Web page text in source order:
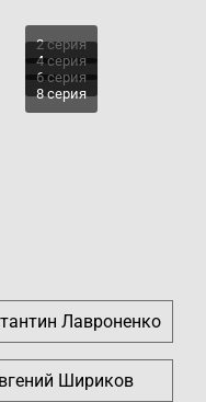
2 серия
4 серия
6 серия
8 серия
Лавроненко
Шириков